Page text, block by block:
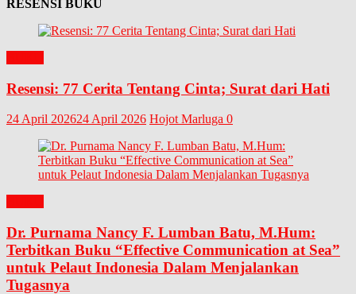
RESENSI BUKU
Resensi: 77 Cerita Tentang Cinta; Surat dari Hati
24 April 202624 April 2026 Hojot Marluga 0
Dr. Purnama Nancy F. Lumban Batu, M.Hum:
Terbitkan Buku “Effective Communication at Sea”
untuk Pelaut Indonesia Dalam Menjalankan
Tugasnya